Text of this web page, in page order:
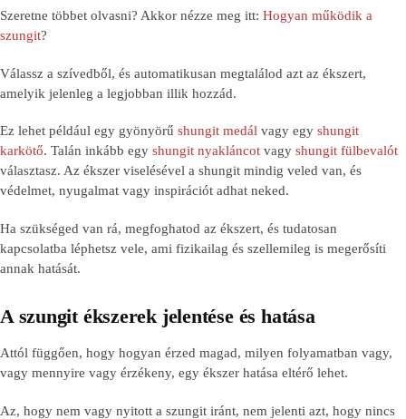
Szeretne többet olvasni? Akkor nézze meg itt: Hogyan működik a
szungit?
Válassz a szívedből, és automatikusan megtalálod azt az ékszert,
amelyik jelenleg a legjobban illik hozzád.
Ez lehet például egy gyönyörű shungit medál vagy egy shungit
karkötő. Talán inkább egy shungit nyakláncot vagy shungit fülbevalót
választasz. Az ékszer viselésével a shungit mindig veled van, és
védelmet, nyugalmat vagy inspirációt adhat neked.
Ha szükséged van rá, megfoghatod az ékszert, és tudatosan
kapcsolatba léphetsz vele, ami fizikailag és szellemileg is megerősíti
annak hatását.
A szungit ékszerek jelentése és hatása
Attól függően, hogy hogyan érzed magad, milyen folyamatban vagy,
vagy mennyire vagy érzékeny, egy ékszer hatása eltérő lehet.
Az, hogy nem vagy nyitott a szungit iránt, nem jelenti azt, hogy nincs